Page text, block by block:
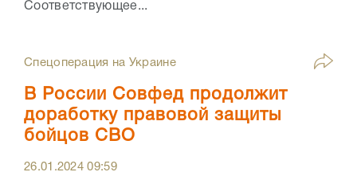
Соответствующее...
Спецоперация на Украине
В России Совфед продолжит
доработку правовой защиты
бойцов СВО
26.01.202409:59